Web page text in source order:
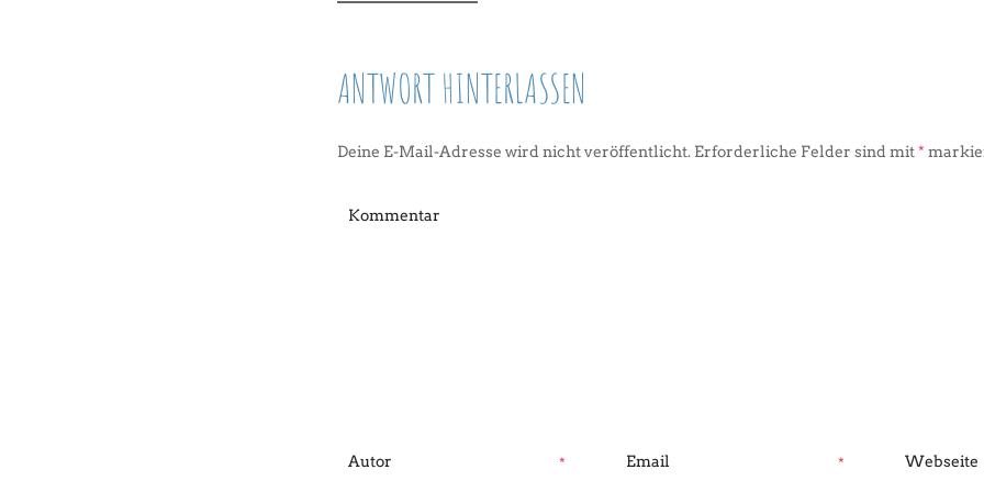
ANTWORT HINTERLASSEN
Deine E-Mail-Adresse wird nicht veröffentlicht. Erforderliche Felder sind mit*
* *